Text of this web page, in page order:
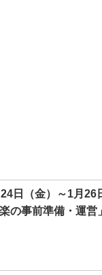
日（金）～1月26
の事前準備・運営